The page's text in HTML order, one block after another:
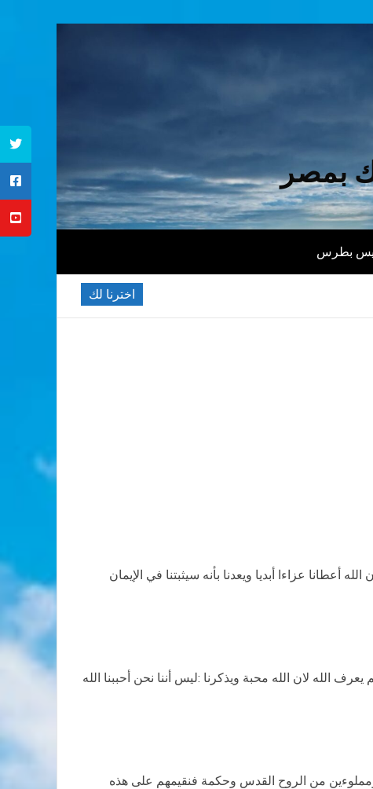
بمصر
بطرس
اخترنا لك
أعطانا عزاءا أبديا ويعدنا بأنه سيثبتنا في الإيمان
الله لان الله محبة ويذكرنا :ليس أننا نحن أحببنا الله
من الروح القدس وحكمة فنقيمهم على هذه